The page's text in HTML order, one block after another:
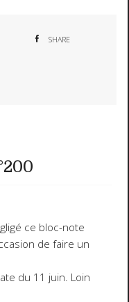
SHARE
ce bloc-note
de faire un
du 11 juin. Loin